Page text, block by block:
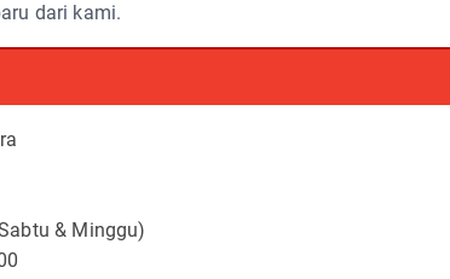
dari kami.
& Minggu)